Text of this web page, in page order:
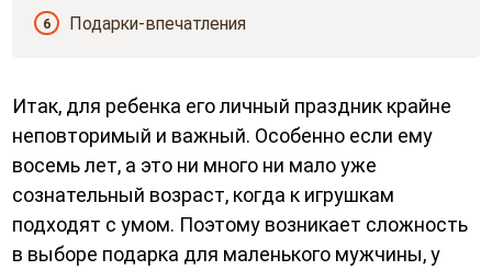
6 Подарки-впечатления
Итак, для ребенка его личный праздник крайне
неповторимый и важный. Особенно если ему
восемь лет, а это ни много ни мало уже
сознательный возраст, когда к игрушкам
подходят с умом. Поэтому возникает сложность
в выборе подарка для маленького мужчины, у